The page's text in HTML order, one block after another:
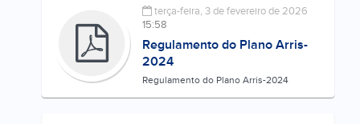
terça-feira, 3 de fevereiro de 2026
15:58
Regulamento do Plano Arris-
2024
Regulamento do Plano Arris-2024